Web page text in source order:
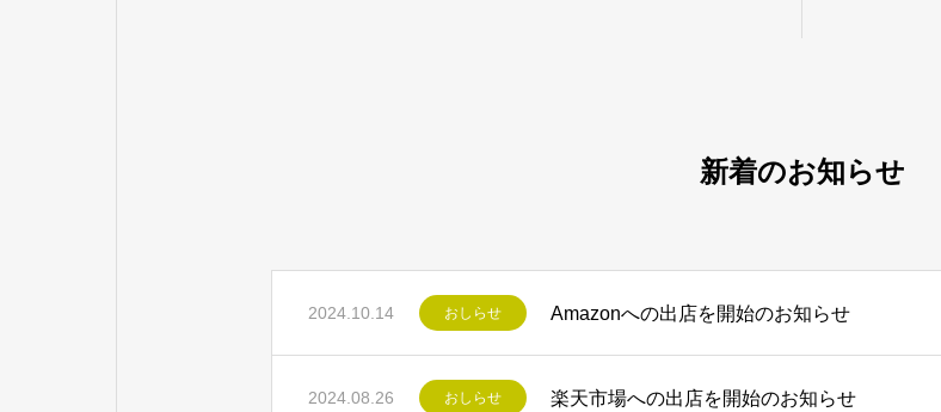
新着のお知らせ
2024.10.14 おしらせ Amazonへの出店を開始のお知らせ
2024.08.26 おしらせ 楽天市場への出店を開始のお知らせ